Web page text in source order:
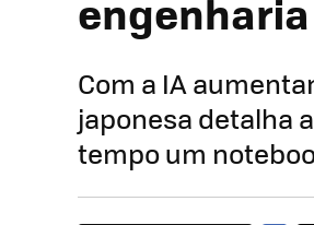
Com a IA
japonesa detalha
tempo um